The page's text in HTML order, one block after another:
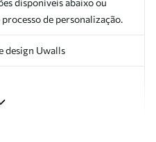
de personalização.
design Uwalls